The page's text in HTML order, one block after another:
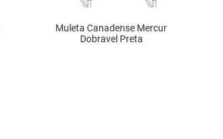
Muleta Canadense Mercur
Dobravel Preta